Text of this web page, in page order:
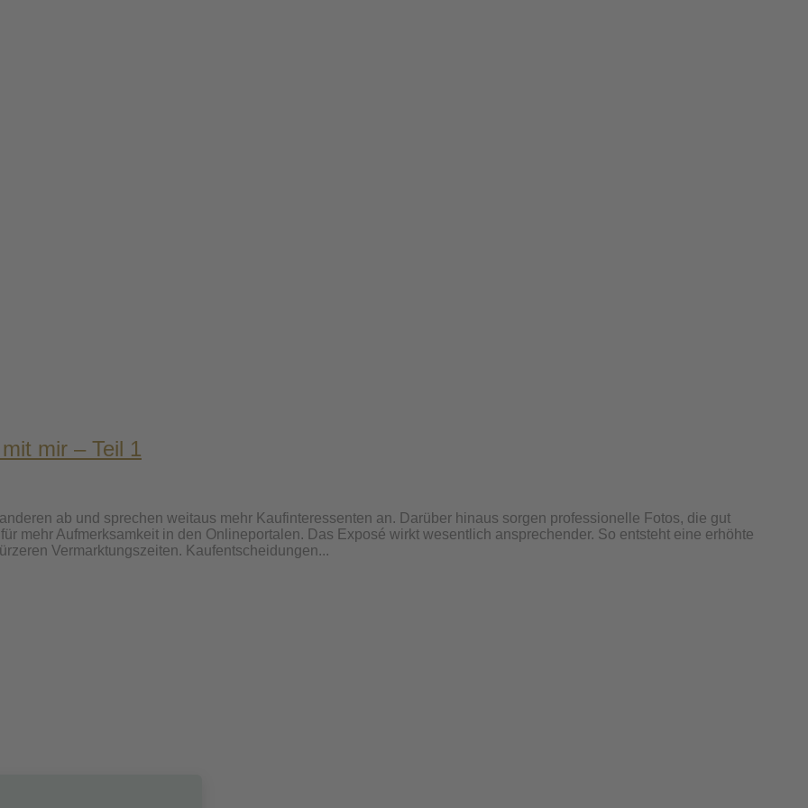
mir – Teil 1
ab und sprechen weitaus mehr Kaufinteressenten an. Darüber hinaus sorgen professionelle Fotos, die gut
mehr Aufmerksamkeit in den Onlineportalen. Das Exposé wirkt wesentlich ansprechender. So entsteht eine erhöhte
Vermarktungszeiten. Kaufentscheidungen...